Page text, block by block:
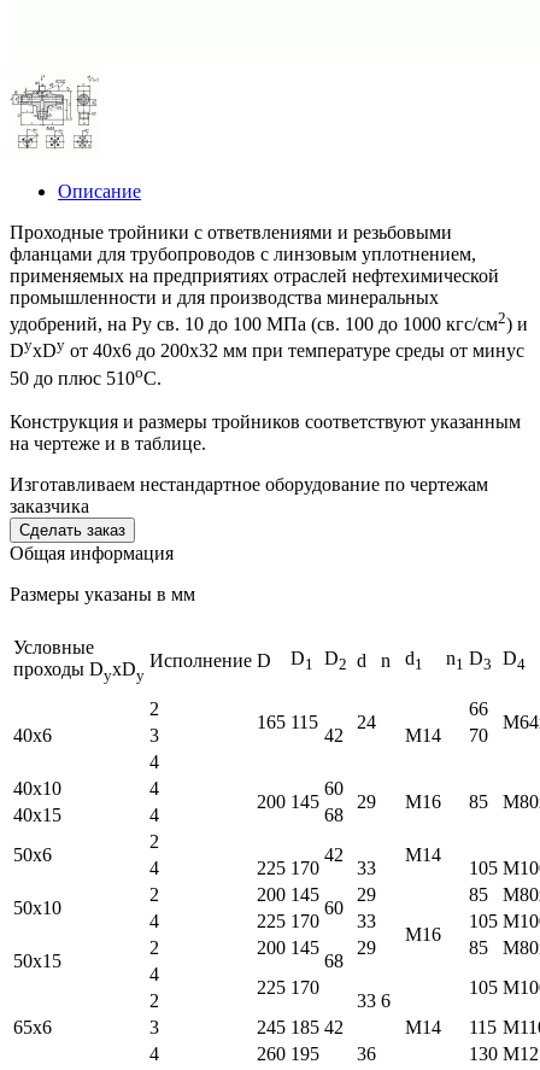
Описание
Проходные тройники с ответвлениями и резьбовыми
фланцами для трубопроводов с линзовым уплотнением,
применяемых на предприятиях отраслей нефтехимической
промышленности и для производства минеральных
удобрений, на Ру св. 10 до 100 МПа (св. 100 до 1000 кгс/см2) и
DyxDy от 40х6 до 200х32 мм при температуре среды от минус
50 до плюс 510oС.
Конструкция и размеры тройников соответствуют указанным
на чертеже и в таблице.
Изготавливаем нестандартное оборудование по чертежам
заказчика
Cделать заказ
Общая информация
Размеры указаны в мм
Условные
проходы DyxDy
Исполнение D D1 D2 d n d1 n1 D3 D4
40х6
2
165 115
42
24
6
M14
66
3
70
4
200 145 29 85
40х10 4 60
М16
40х15 4
68
50х6
2
42 М14
4 225 170 33 105
50х10
2 200 145
60
29
M16
85
4
225 170 33 105
50х15
2 200 145
68
29 85
4
225 170
33
105
65х6
2
42
M14
3 245 185 115
4
260 195 36 130